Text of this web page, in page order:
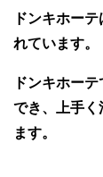
ドンキホー
れています。
ドンキホー
でき、上手く
ます。